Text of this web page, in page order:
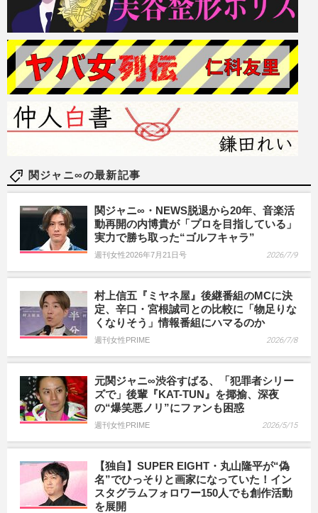
関ジャニ∞の最新記事
関ジャニ∞・NEWS脱退から20年、音楽活
動再開の内博貴が「プロを目指している」
実力で勝ち取った“ゴルフキャラ”
週刊女性2026年7月21日号 2026/7/9
村上信五『ミヤネ屋』後継番組のMCに決
定、辛口・宮根誠司との比較に「物足りな
くなりそう」情報番組にハマるのか
週刊女性PRIME 2026/7/8
元関ジャニ∞渋谷すばる、「犯罪者シリー
ズで」後輩『KAT-TUN』を揶揄、深夜
の“爆笑悪ノリ”にファンも困惑
週刊女性PRIME 2026/5/15
【独自】SUPER EIGHT・丸山隆平が“偽
名”でひっそりと画家になっていた！イン
スタグラムフォロワー150人でも創作活動
を展開